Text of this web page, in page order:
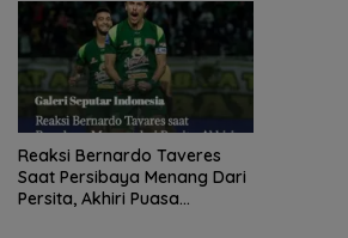
Trofi?
Reaksi Bernardo Taveres
Saat Persibaya Menang Dari
Persita, Akhiri Puasa